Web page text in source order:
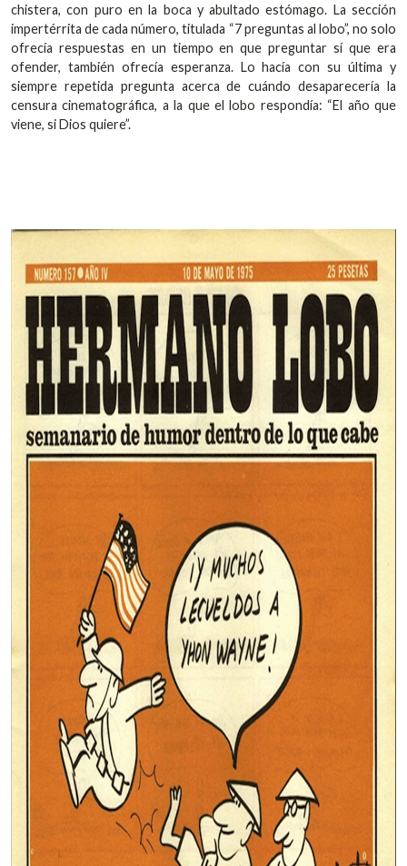
chistera, con puro en la boca y abultado estómago. La sección
impertérrita de cada número, titulada “7 preguntas al lobo”, no solo
ofrecía respuestas en un tiempo en que preguntar sí que era
ofender, también ofrecía esperanza. Lo hacía con su última y
siempre repetida pregunta acerca de cuándo desaparecería la
censura cinematográfica, a la que el lobo respondía: “El año que
viene, si Dios quiere”.